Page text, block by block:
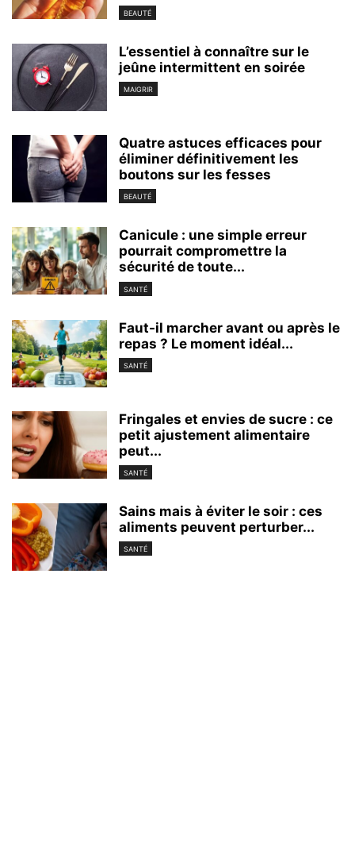
BEAUTÉ
L’essentiel à connaître sur le
jeûne intermittent en soirée
MAIGRIR
Quatre astuces efficaces pour
éliminer définitivement les
boutons sur les fesses
BEAUTÉ
Canicule : une simple erreur
pourrait compromettre la
sécurité de toute...
SANTÉ
Faut-il marcher avant ou après le
repas ? Le moment idéal...
SANTÉ
Fringales et envies de sucre : ce
petit ajustement alimentaire
peut...
SANTÉ
Sains mais à éviter le soir : ces
aliments peuvent perturber...
SANTÉ